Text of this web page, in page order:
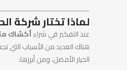
لماذا تختار شركة
عند التفكير في شراءأكشاك
هناك العديد من الأسباب التي
الخيار الأفضل، ومن أبرزها: